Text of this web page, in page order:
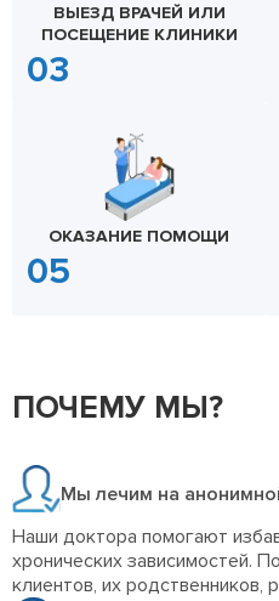
ВЫЕЗД ВРАЧЕЙ ИЛИ
ПОСЕЩЕНИЕ КЛИНИКИ
ОКАЗАНИЕ ПОМОЩИ
ПОЧЕМУ МЫ?
Мы лечим на
Наши доктора помогают
хронических зависимостей.
клиентов, их родственников,